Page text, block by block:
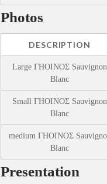
Photos
DESCRIPTION
Large ΓΗΟΙΝΟΣ Sauvignon
Blanc
Small ΓΗΟΙΝΟΣ Sauvignon
Blanc
medium ΓΗΟΙΝΟΣ
Blanc
Presentation